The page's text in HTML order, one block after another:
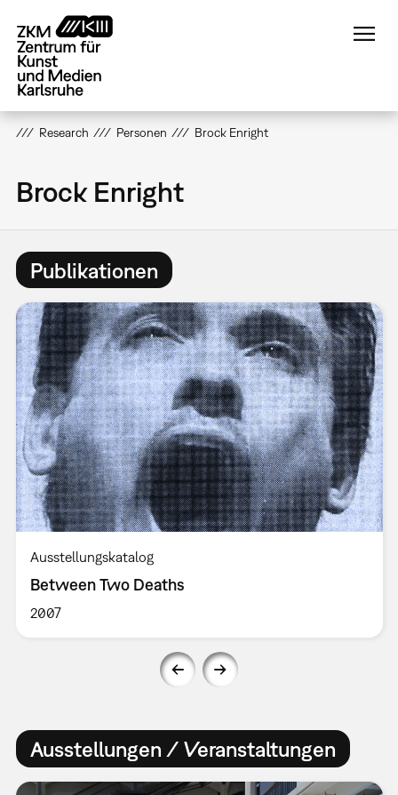
zum
Inhalt
Research Personen Brock Enright
Brock Enright
Publikationen
Ausstellungskatalog
Between Two Deaths
2007
Ausstellungen / Veranstaltungen